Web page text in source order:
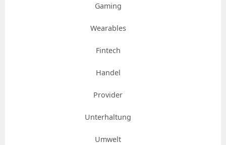
Gaming
Wearables
Fintech
Handel
Provider
Unterhaltung
Umwelt